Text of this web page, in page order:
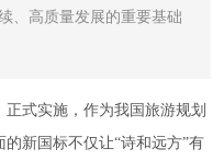
、高质量发展的重要基础
式实施，作为我国旅游规划
新国标不仅让“诗和远方”有